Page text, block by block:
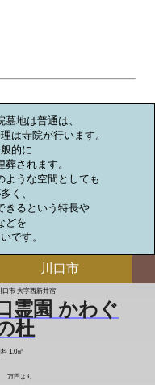
墓地は普通は、
は寺院が行います。
的に
されます。
ような空間としても
く、
きるという特長や
どを
です。
川口市
口市 大字西新井宿
霊園 かわぐ
杜
料 1.0㎡
万円より